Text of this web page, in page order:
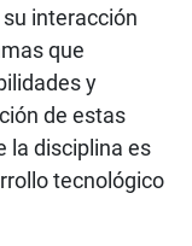
interacción
que
y
de estas
la disciplina es
tecnológico